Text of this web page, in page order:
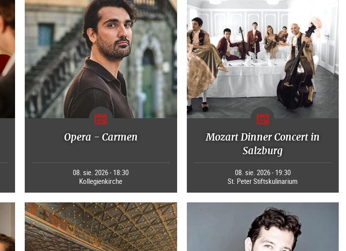
Opera - Carmen
08. sie. 2026 - 18:30
Kollegienkirche
Mozart Dinner Concert in
Salzburg
08. sie. 2026 - 19:30
St. Peter Stiftskulinarium